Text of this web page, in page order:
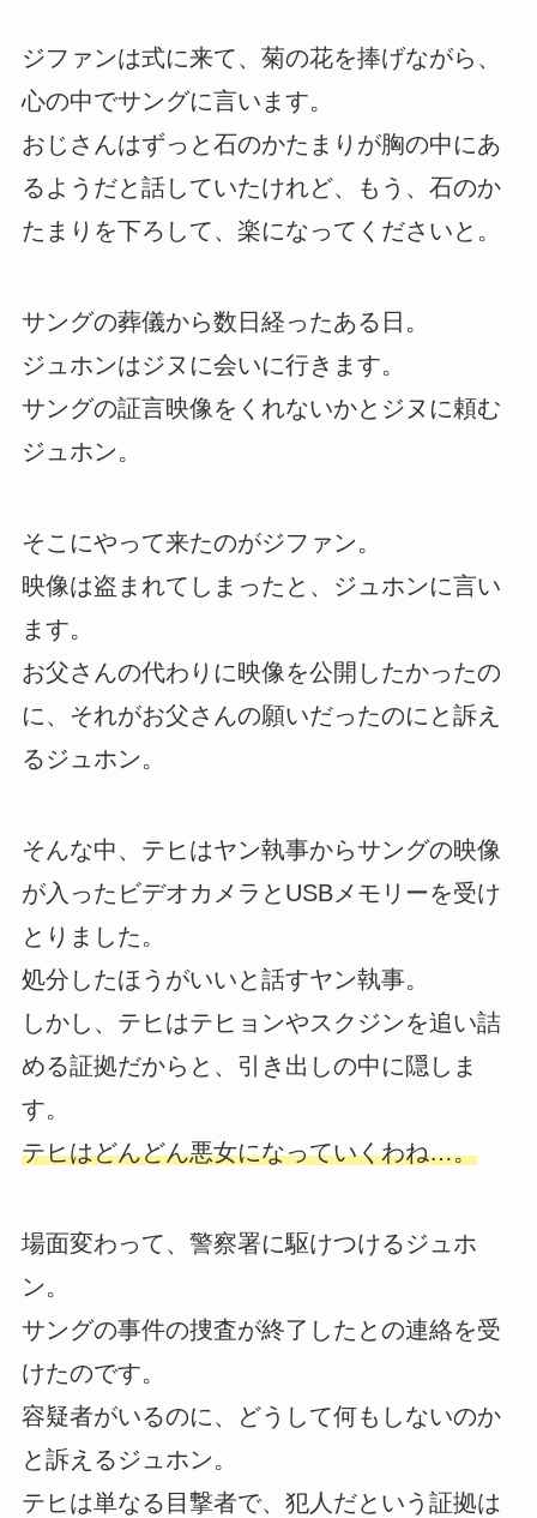
ジファンは式に来て、菊の花を捧げながら、
心の中でサングに言います。
おじさんはずっと石のかたまりが胸の中にあ
るようだと話していたけれど、もう、石のか
たまりを下ろして、楽になってくださいと。
サングの葬儀から数日経ったある日。
ジュホンはジヌに会いに行きます。
サングの証言映像をくれないかとジヌに頼む
ジュホン。
そこにやって来たのがジファン。
映像は盗まれてしまったと、ジュホンに言い
ます。
お父さんの代わりに映像を公開したかったの
に、それがお父さんの願いだったのにと訴え
るジュホン。
そんな中、テヒはヤン執事からサングの映像
が入ったビデオカメラとUSBメモリーを受け
とりました。
処分したほうがいいと話すヤン執事。
しかし、テヒはテヒョンやスクジンを追い詰
める証拠だからと、引き出しの中に隠しま
す。
テヒはどんどん悪女になっていくわね…。
場面変わって、警察署に駆けつけるジュホ
ン。
サングの事件の捜査が終了したとの連絡を受
けたのです。
容疑者がいるのに、どうして何もしないのか
と訴えるジュホン。
テヒは単なる目撃者で、犯人だという証拠は